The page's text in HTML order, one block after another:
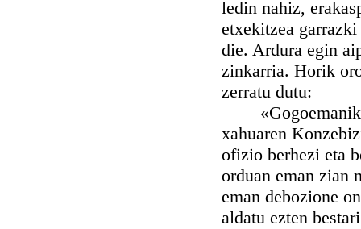
ledin nahiz,
etxekitzea
die. Ardura egin
zinkarria. Horik
zerratu dutu:
«Gogoemanik,
xahuaren
ofizio berhezi eta
orduan eman zian
eman debozione
aldatu ezten